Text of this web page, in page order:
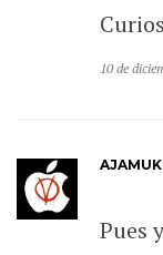
10 de
AJAMUK
Pues